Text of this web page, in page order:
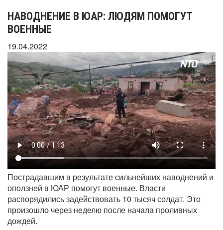
НАВОДНЕНИЕ В ЮАР: ЛЮДЯМ ПОМОГУТ
ВОЕННЫЕ
19.04.2022
Пострадавшим в результате сильнейших наводнений и
оползней в ЮАР помогут военные. Власти
распорядились задействовать 10 тысяч солдат. Это
произошло через неделю после начала проливных
дождей.